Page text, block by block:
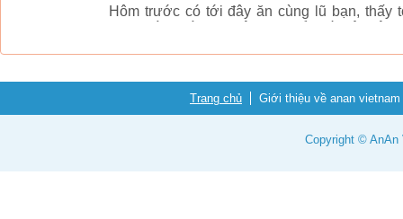
Hôm trước có tới đây ăn cùng lũ bạn, thấy
vừa nghe đàn hát cũng vui vui. Nhưng chỉ lũ
các bác là nên lựa chọn vào các phòng ăn,
ngoài sân mà ăn uống thoải mái thôi..
Trang chủ Giới thiệu về anan vietnam
Copyright © AnAn